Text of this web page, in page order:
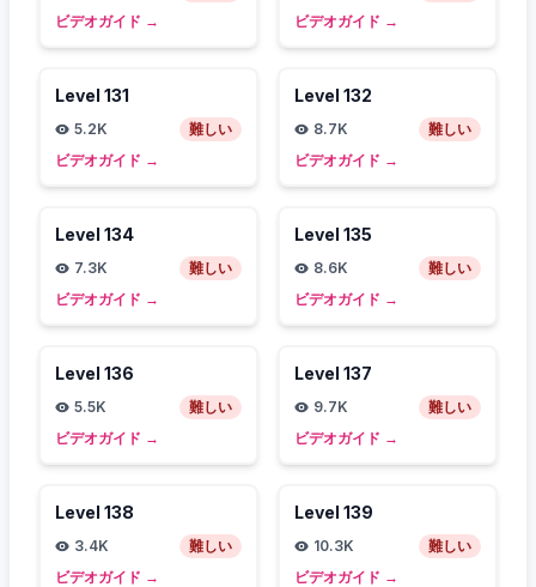
ビデオガイド →
ビデオガイド →
Level 131
5.2K
難しい
ビデオガイド →
Level 132
8.7K
難しい
ビデオガイド →
Level 134
7.3K
難しい
ビデオガイド →
Level 135
8.6K
難しい
ビデオガイド →
Level 136
5.5K
難しい
ビデオガイド →
Level 137
9.7K
難しい
ビデオガイド →
Level 138
3.4K
難しい
ビデオガイド →
Level 139
10.3K
難しい
ビデオガイド →